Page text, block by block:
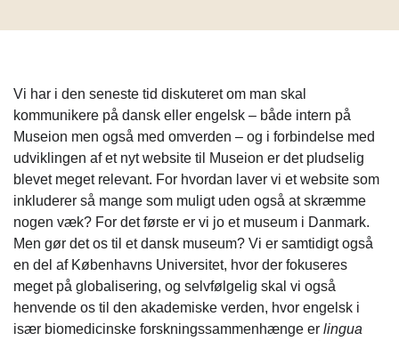
Vi har i den seneste tid diskuteret om man skal
kommunikere på dansk eller engelsk – både intern på
Museion men også med omverden – og i forbindelse med
udviklingen af et nyt website til Museion er det pludselig
blevet meget relevant. For hvordan laver vi et website som
inkluderer så mange som muligt uden også at skræmme
nogen væk? For det første er vi jo et museum i Danmark.
Men gør det os til et dansk museum? Vi er samtidigt også
en del af Københavns Universitet, hvor der fokuseres
meget på globalisering, og selvfølgelig skal vi også
henvende os til den akademiske verden, hvor engelsk i
især biomedicinske forskningssammenhænge er lingua